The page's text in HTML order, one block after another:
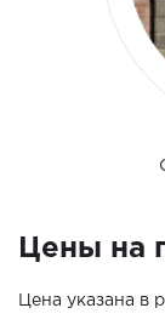
Цены на
Цена указана в